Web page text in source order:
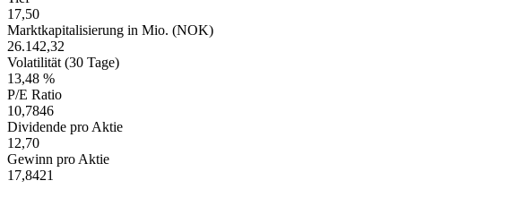
17,50
Marktkapitalisierung in Mio. (NOK)
26.142,32
Volatilität (30 Tage)
13,48 %
P/E Ratio
10,7846
Dividende pro Aktie
12,70
Gewinn pro Aktie
17,8421